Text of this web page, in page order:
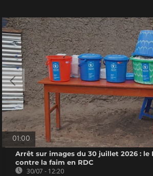
01:00
Arrêt sur images du 30 juillet 2026 : le
contre la faim en RDC
30/07 - 12:20